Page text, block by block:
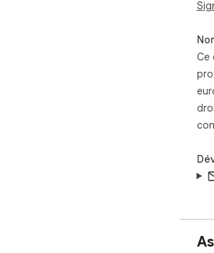
Ce